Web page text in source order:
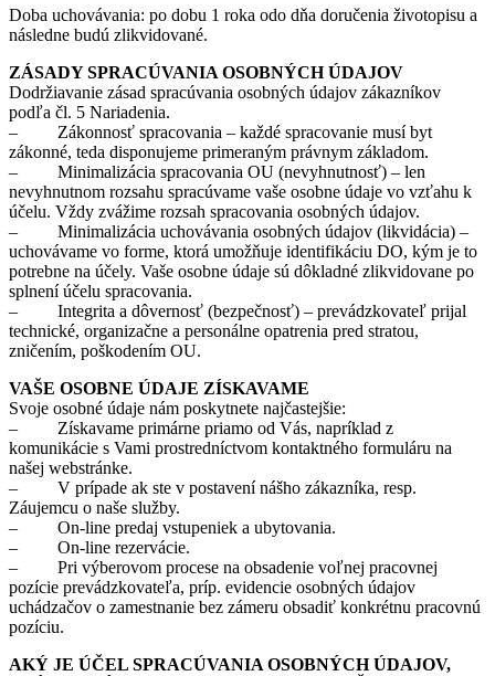
Doba uchovávania: po dobu 1 roka odo dňa doručenia životopisu a
následne budú zlikvidované.
ZÁSADY SPRACÚVANIA OSOBNÝCH ÚDAJOV
Dodržiavanie zásad spracúvania osobných údajov zákazníkov
podľa čl. 5 Nariadenia.
– Zákonnosť spracovania – každé spracovanie musí byt
zákonné, teda disponujeme primeraným právnym základom.
– Minimalizácia spracovania OU (nevyhnutnosť) – len
nevyhnutnom rozsahu spracúvame vaše osobne údaje vo vzťahu k
účelu. Vždy zvážime rozsah spracovania osobných údajov.
– Minimalizácia uchovávania osobných údajov (likvidácia) –
uchovávame vo forme, ktorá umožňuje identifikáciu DO, kým je to
potrebne na účely. Vaše osobne údaje sú dôkladné zlikvidovane po
splnení účelu spracovania.
– Integrita a dôvernosť (bezpečnosť) – prevádzkovateľ prijal
technické, organizačne a personálne opatrenia pred stratou,
zničením, poškodením OU.
VAŠE OSOBNE ÚDAJE ZÍSKAVAME
Svoje osobné údaje nám poskytnete najčastejšie:
– Získavame primárne priamo od Vás, napríklad z
komunikácie s Vami prostredníctvom kontaktného formuláru na
našej webstránke.
– V prípade ak ste v postavení nášho zákazníka, resp.
Záujemcu o naše služby.
– On-line predaj vstupeniek a ubytovania.
– On-line rezervácie.
– Pri výberovom procese na obsadenie voľnej pracovnej
pozície prevádzkovateľa, príp. evidencie osobných údajov
uchádzačov o zamestnanie bez zámeru obsadiť konkrétnu pracovnú
pozíciu.
AKÝ JE ÚČEL SPRACÚVANIA OSOBNÝCH ÚDAJOV,